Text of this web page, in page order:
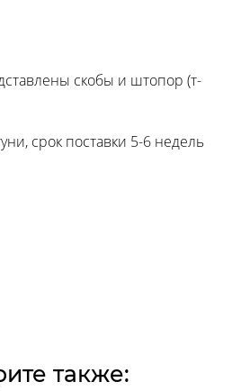
скобы и штопор (т-
срок поставки 5-6 недель
также: